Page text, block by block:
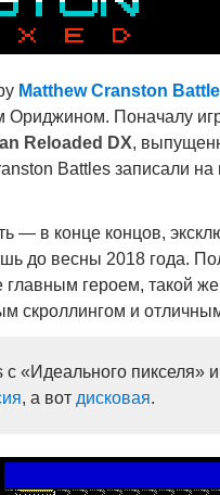
Matthew Cranston
Ориджином. Поначалу
Reloaded DX,
Battles записали на
— в конце концов,
до весны 2018 года.
героем, такой же
скроллингом и
«Идеального пикселя»
, а вот дисковая.